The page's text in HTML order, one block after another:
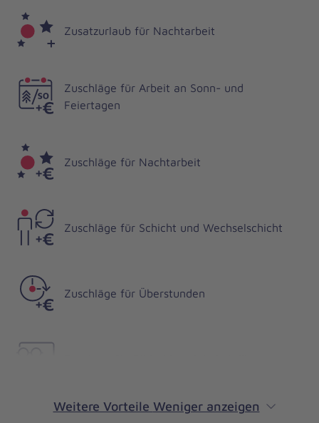
Zusatzurlaub für Nachtarbeit
Zuschläge für Arbeit an Sonn- und
Feiertagen
Zuschläge für Nachtarbeit
Zuschläge für Schicht und Wechselschicht
Zuschläge für Überstunden
Weitere Vorteile Weniger anzeigen